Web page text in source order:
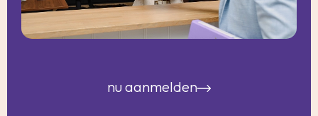
nu aanmelden